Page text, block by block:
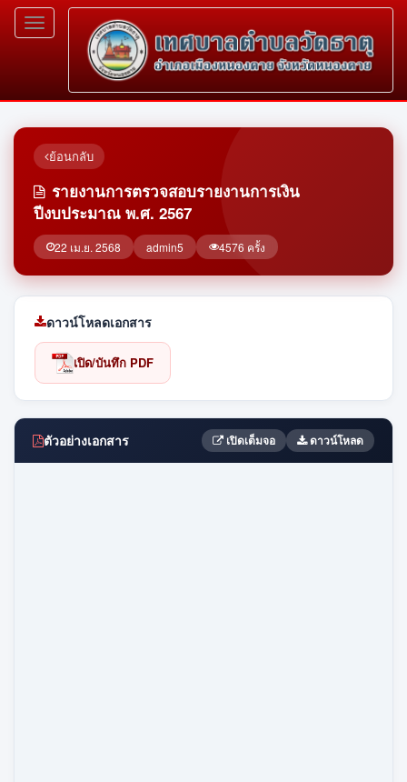
Toggle
navigation
ย้อนกลับ
รายงานการตรวจสอบรายงานการเงิน
ปีงบประมาณ พ.ศ. 2567
22 เม.ย. 2568 admin5 4576 ครั้ง
ดาวน์โหลดเอกสาร
เปิด/บันทึก PDF
ตัวอย่างเอกสาร เปิดเต็มจอ ดาวน์โหลด